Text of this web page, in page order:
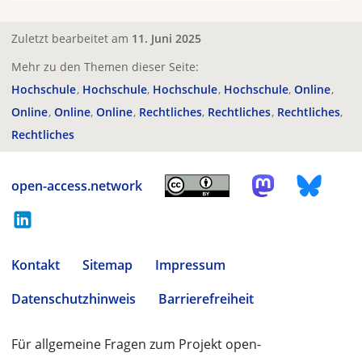
Zuletzt bearbeitet am 11. Juni 2025
Mehr zu den Themen dieser Seite:
Hochschule Hochschule Hochschule Hochschule Online
Online Online Online Rechtliches Rechtliches Rechtliches
Rechtliches
open-access.network
Kontakt Sitemap
Impressum
Datenschutzhinweis
Barrierefreiheit
Für allgemeine Fragen zum Projekt open-